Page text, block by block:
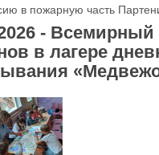
в пожарную часть
- Всемирный
в лагере